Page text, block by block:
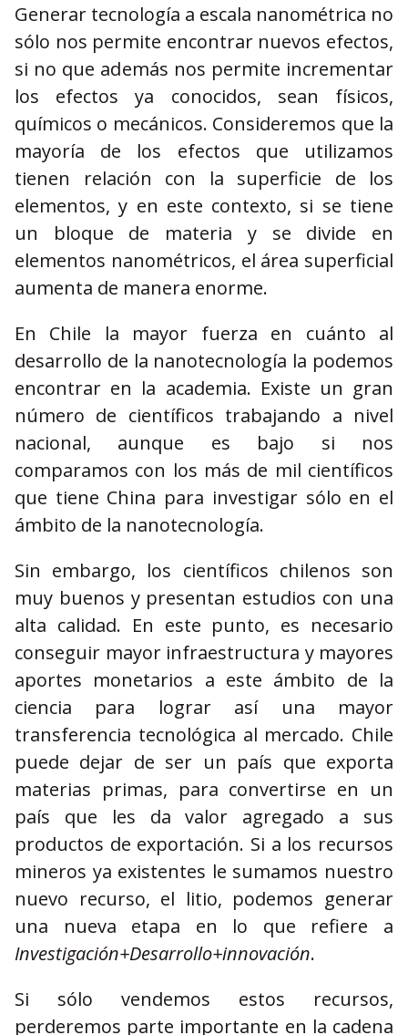
Generar tecnología a escala nanométrica no
sólo nos permite encontrar nuevos efectos,
si no que además nos permite incrementar
los efectos ya conocidos, sean físicos,
químicos o mecánicos. Consideremos que la
mayoría de los efectos que utilizamos
tienen relación con la superficie de los
elementos, y en este contexto, si se tiene
un bloque de materia y se divide en
elementos nanométricos, el área superficial
aumenta de manera enorme.
En Chile la mayor fuerza en cuánto al
desarrollo de la nanotecnología la podemos
encontrar en la academia. Existe un gran
número de científicos trabajando a nivel
nacional, aunque es bajo si nos
comparamos con los más de mil científicos
que tiene China para investigar sólo en el
ámbito de la nanotecnología.
Sin embargo, los científicos chilenos son
muy buenos y presentan estudios con una
alta calidad. En este punto, es necesario
conseguir mayor infraestructura y mayores
aportes monetarios a este ámbito de la
ciencia para lograr así una mayor
transferencia tecnológica al mercado. Chile
puede dejar de ser un país que exporta
materias primas, para convertirse en un
país que les da valor agregado a sus
productos de exportación. Si a los recursos
mineros ya existentes le sumamos nuestro
nuevo recurso, el litio, podemos generar
una nueva etapa en lo que refiere a
Investigación+Desarrollo+innovación.
Si sólo vendemos estos recursos,
perderemos parte importante en la cadena